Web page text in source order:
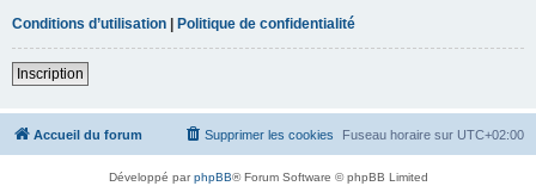
Conditions d’utilisation | Politique de confidentialité
Inscription
Accueil du forum Fuseau horaire sur UTC+02:00
Supprimer les cookies
Développé parphpBB® Forum Software © phpBB Limited